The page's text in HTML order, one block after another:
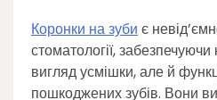
Коронки на зуби є
стоматології,
вигляд усмішки, але й
пошкоджених зубів. Вони